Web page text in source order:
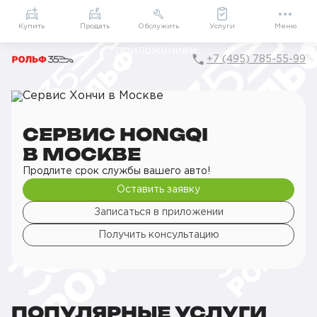
Приложение
Мой РОЛЬФ
Подарки внутри
+7 (495) 785-55-99
Главная
РОЛЬФ Сервис
Автосервис Hongqi в Москве
СЕРВИС HONGQI
В МОСКВЕ
Продлите срок службы вашего авто!
Оставить заявку
Записаться в приложении
Получить консультацию
ПОПУЛЯРНЫЕ УСЛУГИ
Купить Продать Обслужить Услуги Меню